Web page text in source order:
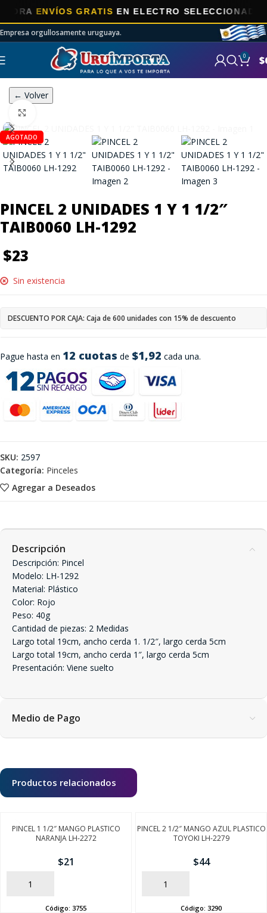
ENVÍOS GRATISEN ELECTRO SELECCIONADOS!
Empresa orgullosamente uruguaya.
0 $
← Volver
AGOTADO
PINCEL 2 UNIDADES 1 Y 1 1/2″
TAIB0060 LH-1292
$23
Pague hasta en 12 cuotas de $1,92 cada una.
Sin existencia
DESCUENTO POR CAJA: Caja de 600 unidades con 15% de descuento
Agregar a Deseados
SKU: 2597
Categoría: Pinceles
Descripción
Descripción: Pincel
Modelo: LH-1292
Material: Plástico
Color: Rojo
Peso: 40g
Cantidad de piezas: 2 Medidas
Largo total 19cm, ancho cerda 1. 1/2″, largo cerda 5cm
Largo total 19cm, ancho cerda 1″, largo cerda 5cm
Presentación: Viene suelto
Medio de Pago
Productos relacionados
PINCEL 1 1/2″ MANGO PLASTICO
NARANJA LH-2272
$21
AÑADIR
Código: 3755
PINCEL 2 1/2″ MANGO AZUL PLASTICO
TOYOKI LH-2279
$44
AÑADIR
Código: 3290